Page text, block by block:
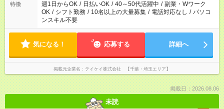
特徴 週1日からOK / 日払いOK / 40～50代活躍中 / 副業・Wワーク
OK / シフト勤務 / 10名以上の大量募集 / 電話対応なし / パソコ
ンスキル不要
気になる！ 応募する 詳細へ
掲載元企業名 テイケイ株式会社 【千葉・埼玉エリア】
掲載日：2026.08.06
未読